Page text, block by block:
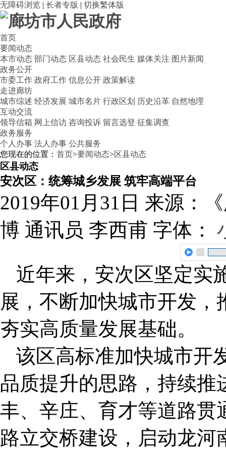
无障碍浏览 | 长者专版 | 切换繁体版
首页
要闻动态
本市动态 部门动态 区县动态 社会民生 媒体关注 图片新闻
政务公开
市委工作 政府工作 信息公开 政策解读
走进廊坊
城市综述 经济发展 城市名片 行政区划 历史沿革 自然地理
互动交流
领导信箱 网上信访 咨询投诉 留言选登 征集调查
政务服务
个人办事 法人办事 公共服务
您现在的位置： 首页>要闻动态>区县动态
区县动态
安次区：统筹城乡发展 筑牢高端平台
2019年01月31日 来源：
博 通讯员 李西甫 字体：
近年来，安次区坚定实
展，不断加快城市开发
夯实高质量发展基础。
该区高标准加快城市开
品质提升的思路，持续
丰、辛庄、育才等道路贯
路立交桥建设，启动龙